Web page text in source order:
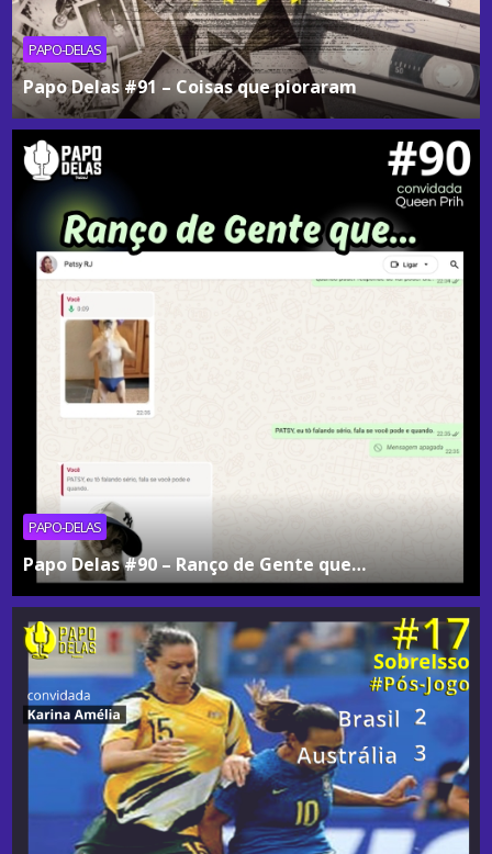
PAPO-DELAS
Papo Delas #91 – Coisas que pioraram
PAPO-DELAS
Papo Delas #90 – Ranço de Gente que…